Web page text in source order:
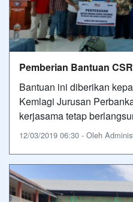
Pemberian Bantuan
Bantuan ini diberikan
Kemlagi Jurusan
kerjasama tetap
12/03/2019 06:30 - Oleh